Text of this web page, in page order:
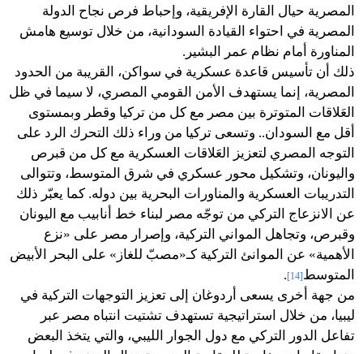
المصرية حيال القارة الإفريقية، وإحباط فرص نجاح الدولة
المصرية في احتواء القيادة السودانية، من خلال توسيع هامش
المناورة أمام نظام عمر البشير.
ذلك أن تأسيس قاعدة عسكرية في سواكن، القريبة من الحدود
المصرية، إنما يستهدف الأمن القومي المصري، لا سيما في ظل
العَلاقات المتوترة بين مصر مع كل من تركيا وقطر وبمستوى
أقل مع السودان.. وتسعى تركيا من وراء ذلك التحرك الرد على
التوجه المصري لتعزيز العَلاقات العسكرية مع كل من قبرص
واليونان، وتشكيل محور عسكري في شرق المتوسط، وتتوالى
التدريبات العسكرية والمناورات البحرية بين دوله. كما يعبّر ذلك
عن الانزعاج التركي من توجّه مصر لبناء خط أنابيب مع اليونان
وقبرص، وتجاهل المواني التركية، وإصرار مصر على «نزع
الأهمية» عن الموانئ التركية كـ«مصبّ للغاز» على البحر الأبيض
المتوسط [14]
.
من جهة أخرى يسعى أردوغان إلى تعزيز التوجهات التركية في
ليبيا، من خلال استراتيجية تستهدف تشتيت انتباه مصر عبر
تفاعل الدور التركي مع دول الجوار الليبي، والتي يتخذ البعض